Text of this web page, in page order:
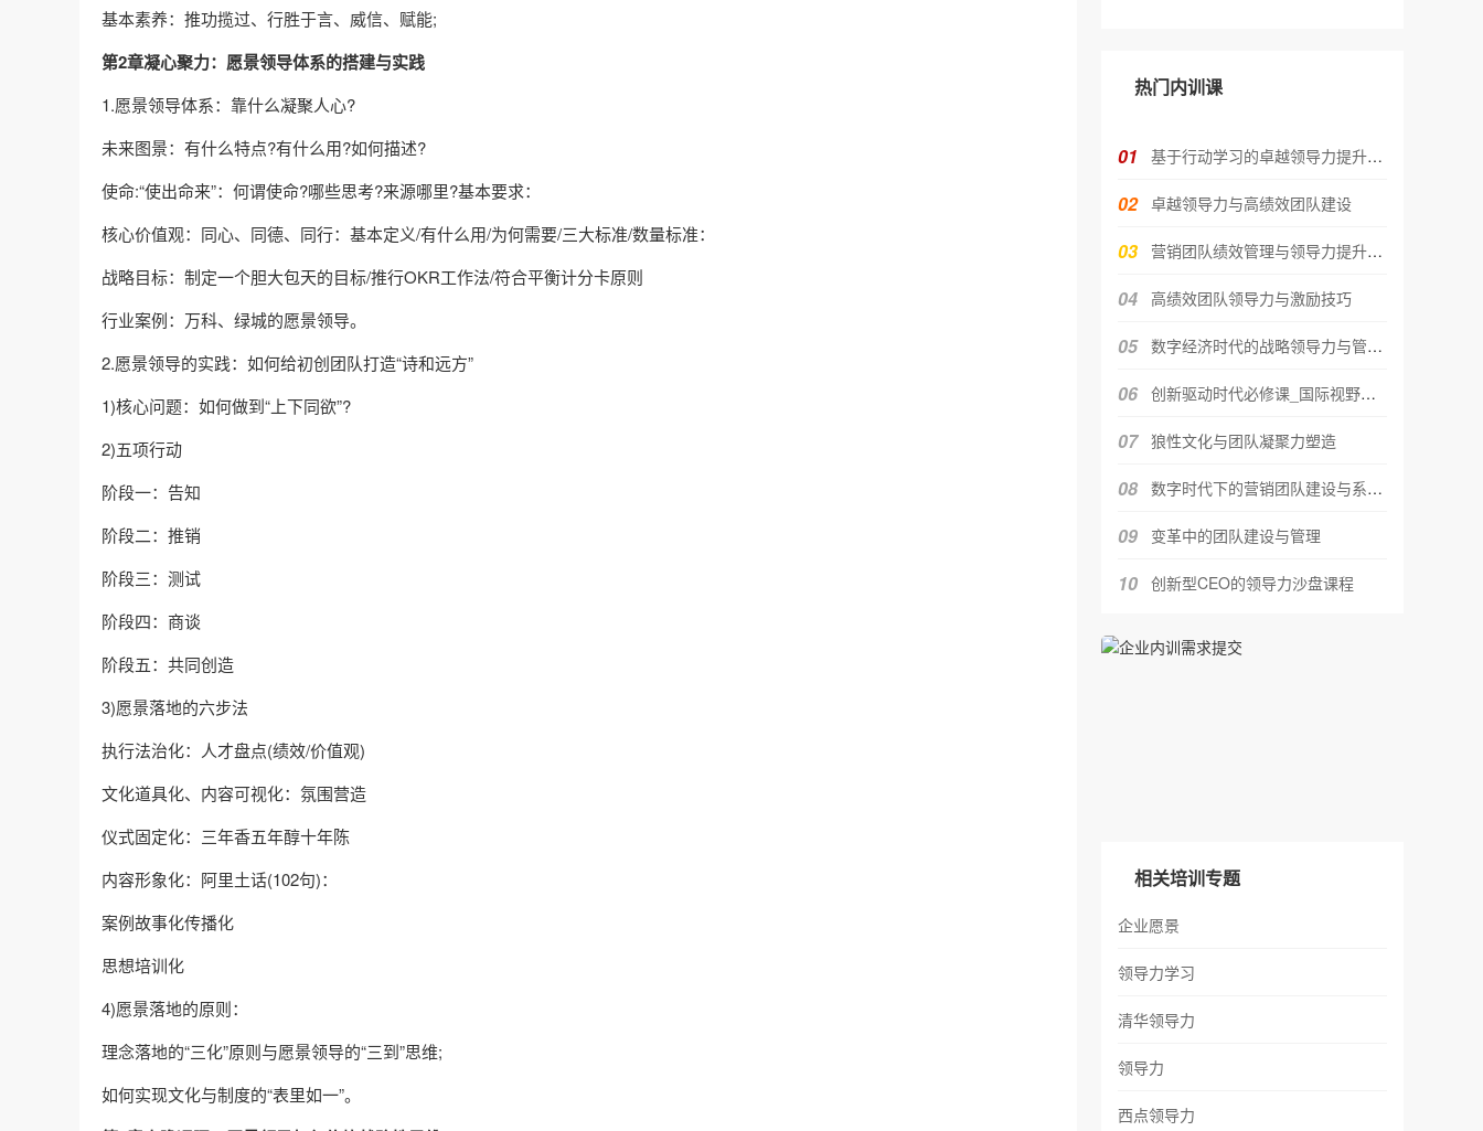
基本素养：推功揽过、行胜于言、威信、赋能;
第2章凝心聚力：愿景领导体系的搭建与实践
1.愿景领导体系：靠什么凝聚人心?
未来图景：有什么特点?有什么用?如何描述?
使命:“使出命来”：何谓使命?哪些思考?来源哪里?基本要求：
核心价值观：同心、同德、同行：基本定义/有什么用/为何需要/三大标准/数量标准：
战略目标：制定一个胆大包天的目标/推行OKR工作法/符合平衡计分卡原则
行业案例：万科、绿城的愿景领导。
2.愿景领导的实践：如何给初创团队打造“诗和远方”
1)核心问题：如何做到“上下同欲”?
2)五项行动
阶段一：告知
阶段二：推销
阶段三：测试
阶段四：商谈
阶段五：共同创造
3)愿景落地的六步法
执行法治化：人才盘点(绩效/价值观)
文化道具化、内容可视化：氛围营造
仪式固定化：三年香五年醇十年陈
内容形象化：阿里土话(102句)：
案例故事化传播化
思想培训化
4)愿景落地的原则：
理念落地的“三化”原则与愿景领导的“三到”思维;
如何实现文化与制度的“表里如一”。
热门内训课
01 基于行动学习的卓越领导力提升工作
02 卓越领导力与高绩效团队建设
03 营销团队绩效管理与领导力提升（3
04 高绩效团队领导力与激励技巧
05 数字经济时代的战略领导力与管理创
06 创新驱动时代必修课_国际视野下的
07 狼性文化与团队凝聚力塑造
08 数字时代下的营销团队建设与系统化
09 变革中的团队建设与管理
10 创新型CEO的领导力沙盘课程
相关培训专题
企业愿景
领导力学习
清华领导力
领导力
西点领导力